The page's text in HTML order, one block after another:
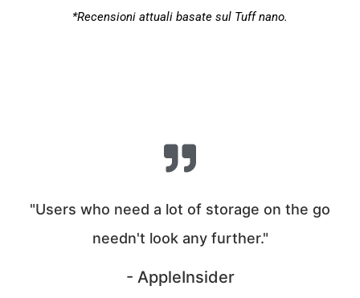
*Recensioni attuali basate sul Tuff nano.
"Users who need a lot of storage on the go
needn't look any further."
- AppleInsider